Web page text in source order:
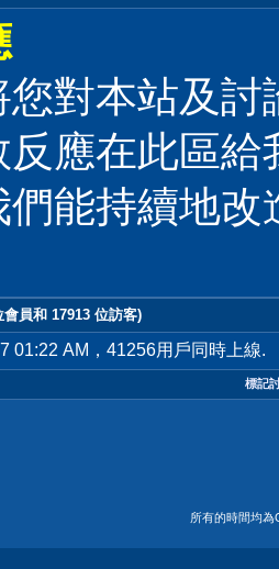
對本站及討
反應在此區給
能持續地改
會員和 17913 位訪客)
01:22 AM，41256用戶同時上線.
標記
所有的時間均為